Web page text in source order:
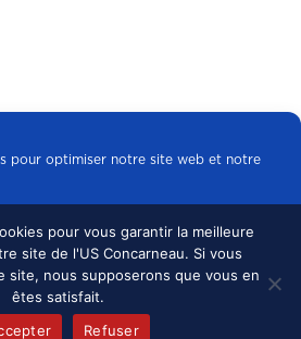
pour optimiser notre site web et notre
les cookies
Refuser
cookies mentions légales
TOUS DROITS
MENTIONS LÉGALES •
pour vous garantir la meilleure
site de l'US Concarneau. Si vous
site, nous supposerons que vous en
êtes satisfait.
Refuser